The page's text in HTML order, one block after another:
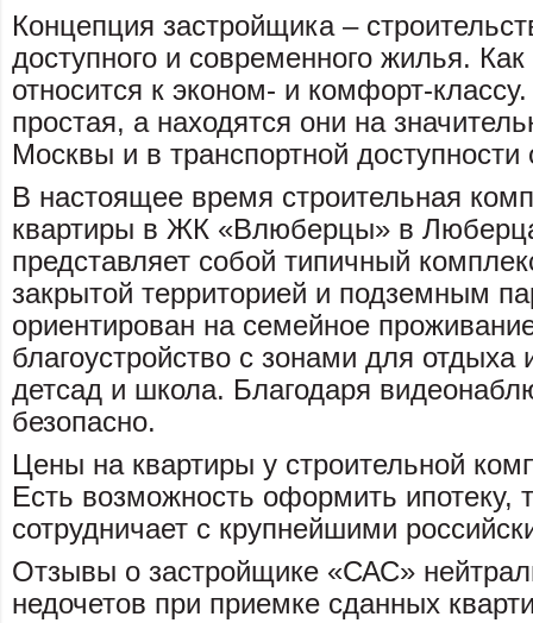
Концепция застройщика –
доступного и современного жилья.
относится к эконом- и комфорт-
простая, а находятся они на
Москвы и в транспортной доступности
В настоящее время строительная
квартиры в ЖК «Влюберцы» в
представляет собой типичный
закрытой территорией и подземным
ориентирован на семейное
благоустройство с зонами для отдыха
детсад и школа. Благодаря
безопасно.
Цены на квартиры у строительной
Есть возможность оформить ипотеку,
сотрудничает с крупнейшими
Отзывы о застройщике «САС»
недочетов при приемке сданных